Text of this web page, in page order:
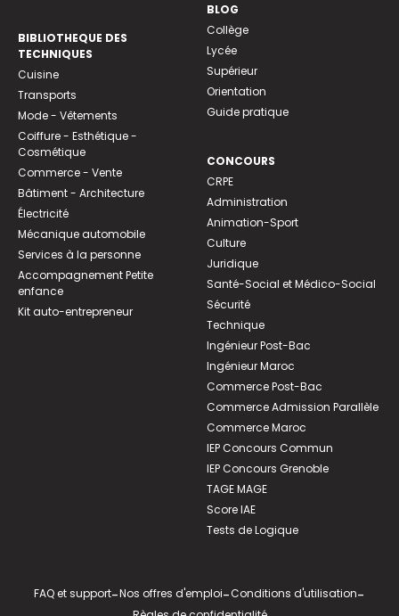
BIBLIOTHEQUE DES
TECHNIQUES
Cuisine
Transports
Mode - Vêtements
Coiffure - Esthétique -
Cosmétique
Commerce - Vente
Bâtiment - Architecture
Électricité
Mécanique automobile
Services à la personne
Accompagnement Petite
enfance
Kit auto-entrepreneur
BLOG
Collège
Lycée
Supérieur
Orientation
Guide pratique
CONCOURS
CRPE
Administration
Animation-Sport
Culture
Juridique
Santé-Social et Médico-Social
Sécurité
Technique
Ingénieur Post-Bac
Ingénieur Maroc
Commerce Post-Bac
Commerce Admission Parallèle
Commerce Maroc
IEP Concours Commun
IEP Concours Grenoble
TAGE MAGE
Score IAE
Tests de Logique
FAQ et support-Nos offres d'emploi-Conditions d'utilisation-